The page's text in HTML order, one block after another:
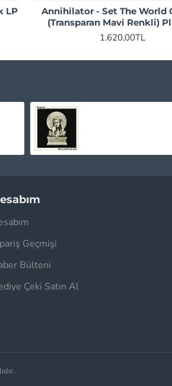
LP
Annihilator - Set The World
(Transparan Mavi Renkli)
1.620,00TL
Geçmişi
Bülteni
Çeki Satın Al